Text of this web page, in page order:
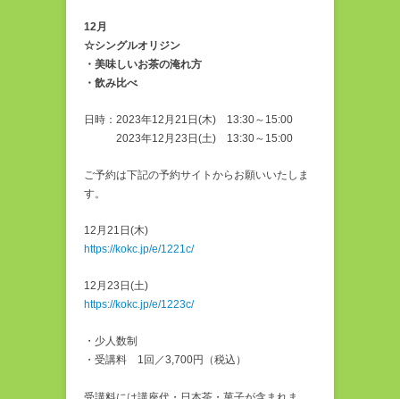
12月
☆シングルオリジン
・美味しいお茶の淹れ方
・飲み比べ
日時：2023年12月21日(木) 13:30～15:00
2023年12月23日(土) 13:30～15:00
ご予約は下記の予約サイトからお願いいたしま
す。
12月21日(木)
https://kokc.jp/e/1221c/
12月23日(土)
https://kokc.jp/e/1223c/
・少人数制
・受講料 1回／3,700円（税込）